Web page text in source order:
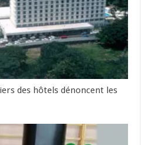
des hôtels dénoncent les